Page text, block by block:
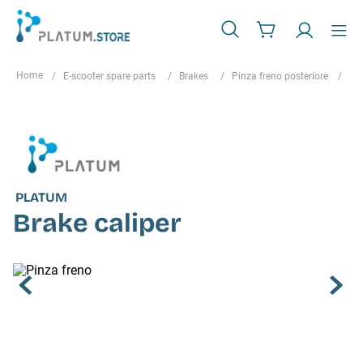
E-scooter spare parts Brakes Pinza freno posteriore
PLATUM
Brake caliper